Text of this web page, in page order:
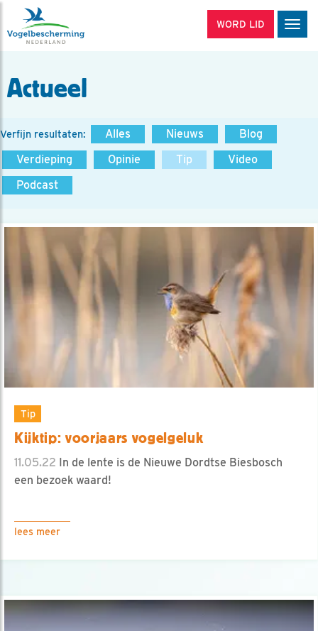
WORD LID
Actueel
Verfijn resultaten: Alles Nieuws
Blog
Verdieping
Opinie Tip
Video
Podcast
Tip
Kijktip: voorjaars vogelgeluk
11.05.22 In de lente is de Nieuwe Dordtse Biesbosch
een bezoek waard!
lees meer